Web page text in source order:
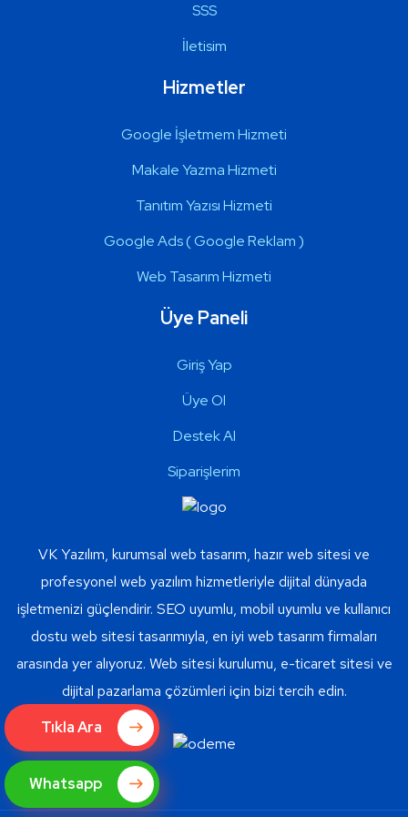
Tıkla Ara
Whatsapp
SSS
İletisim
Hizmetler
Google İşletmem Hizmeti
Makale Yazma Hizmeti
Tanıtım Yazısı Hizmeti
Google Ads ( Google Reklam )
Web Tasarım Hizmeti
Üye Paneli
Giriş Yap
Üye Ol
Destek Al
Siparişlerim
VK Yazılım, kurumsal web tasarım, hazır web sitesi ve
profesyonel web yazılım hizmetleriyle dijital dünyada
işletmenizi güçlendirir. SEO uyumlu, mobil uyumlu ve kullanıcı
dostu web sitesi tasarımıyla, en iyi web tasarım firmaları
arasında yer alıyoruz. Web sitesi kurulumu, e-ticaret sitesi ve
dijital pazarlama çözümleri için bizi tercih edin.